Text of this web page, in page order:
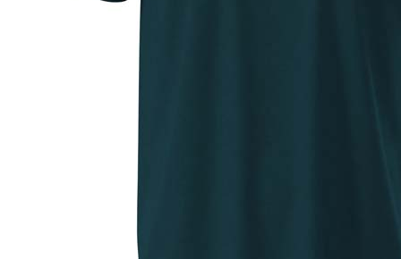
Blue Midnight Dip (BMD)
Light Grey Melange (LGM)